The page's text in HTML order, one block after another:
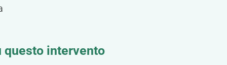
intervento